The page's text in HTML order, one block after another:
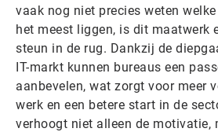
vaak nog niet precies weten
het meest liggen, is dit maatwerk
steun in de rug. Dankzij de
IT-markt kunnen bureaus een
aanbevelen, wat zorgt voor meer
werk en een betere start in de
verhoogt niet alleen de motivatie,